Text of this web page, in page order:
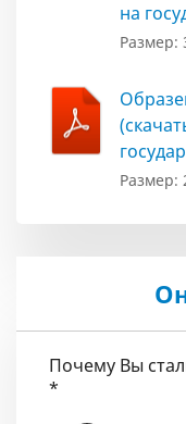
на
Размер:
Размер:
Почему Вы
*